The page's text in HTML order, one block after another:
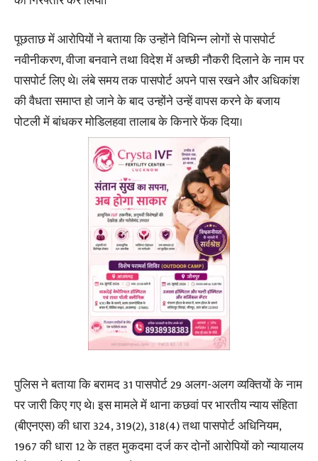
पूछताछ में आरोपियों ने बताया कि उन्होंने विभिन्न लोगों से पासपोर्ट
नवीनीकरण, वीजा बनवाने तथा विदेश में अच्छी नौकरी दिलाने के नाम पर
पासपोर्ट लिए थे। लंबे समय तक पासपोर्ट अपने पास रखने और अधिकांश
की वैधता समाप्त हो जाने के बाद उन्होंने उन्हें वापस करने के बजाय
पोटली में बांधकर मोडिलहवा तालाब के किनारे फेंक दिया।
पुलिस ने बताया कि बरामद 31 पासपोर्ट 29 अलग-अलग व्यक्तियों के नाम
पर जारी किए गए थे। इस मामले में थाना कछवां पर भारतीय न्याय संहिता
(बीएनएस) की धारा 324, 319(2), 318(4) तथा पासपोर्ट अधिनियम,
1967 की धारा 12 के तहत मुकदमा दर्ज कर दोनों आरोपियों को न्यायालय